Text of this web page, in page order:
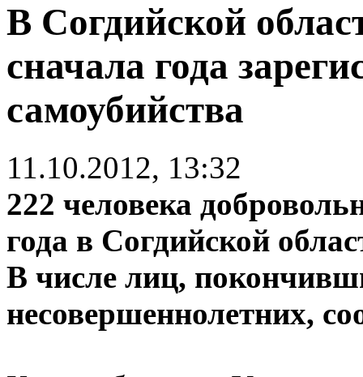
В Согдийской
сначала года
самоубийства
11.10.2012, 13:32
222 человека
года в Согдийской
В числе лиц,
несовершеннолетних,